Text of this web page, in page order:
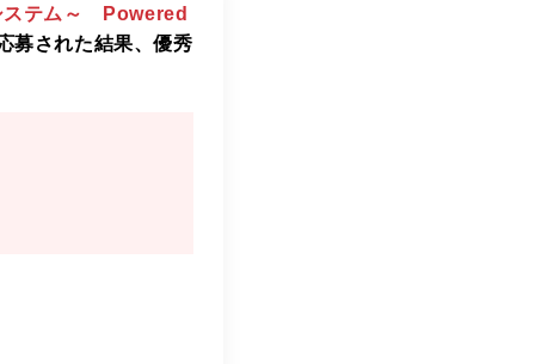
ステム～ Powered
募された結果、優秀